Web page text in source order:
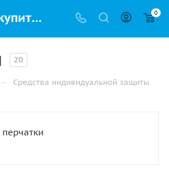
Перчатки купить оптом и в розницу по выгодным ценам с доставкой по Нижнем Новгороде и России 0
20
— Средства индивидуальной защиты